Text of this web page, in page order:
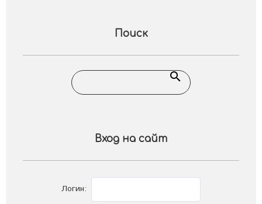
Поиск
Вход на сайт
Логин: